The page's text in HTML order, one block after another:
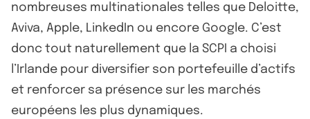
nombreuses multinationales telles que Deloitte,
Aviva, Apple, LinkedIn ou encore Google. C’est
donc tout naturellement que la SCPI a choisi
l’Irlande pour diversifier son portefeuille d’actifs
et renforcer sa présence sur les marchés
européens les plus dynamiques.